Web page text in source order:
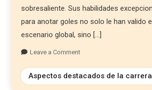
sobresaliente. Sus habilidades
para anotar goles no solo le han valido
escenario global, sino […]
Leave a Comment
Aspectos destacados de la carrera